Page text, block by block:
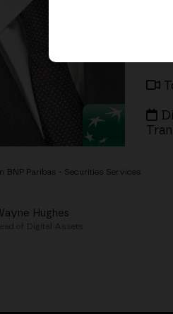
BNP Paribas - Securities Services
Hughes
of Digital Assets